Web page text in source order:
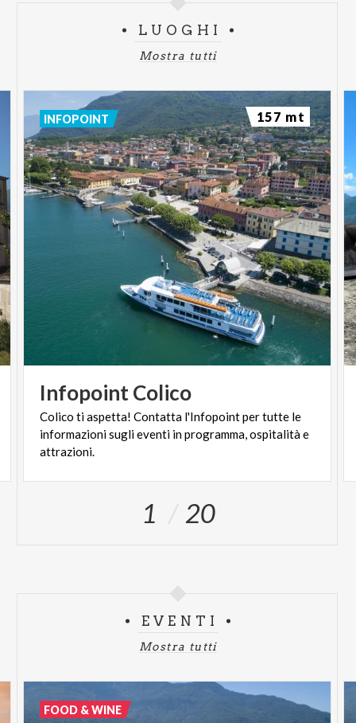
LUOGHI
Mostra tutti
InfopointColico
Colico ti aspetta! Contatta l'Infopoint per tutte le
informazioni sugli eventi in programma, ospitalità e
attrazioni.
INFOPOINT 157 mt
1 20
EVENTI
Mostra tutti
FOOD & WINE